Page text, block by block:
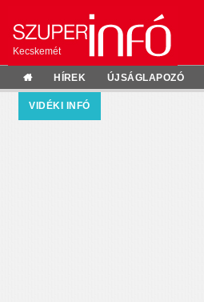
Kecskemét
HÍREK ÚJSÁGLAPOZÓ
VIDÉKI INFÓ